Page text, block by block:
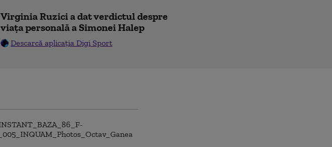
Virginia Ruzici a dat verdictul despre
viața personală a Simonei Halep
Descarcă aplicația Digi Sport